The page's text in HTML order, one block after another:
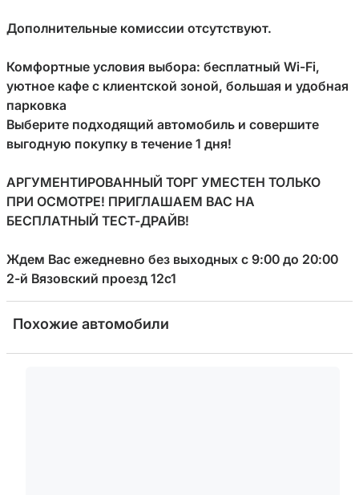
Дополнительные комиссии отсутствуют.
Комфортные условия выбора: бесплатный Wi-Fi,
уютное кафе с клиентской зоной, большая и удобная
парковка
Выберите подходящий автомобиль и совершите
выгодную покупку в течение 1 дня!
АРГУМЕНТИРОВАННЫЙ ТОРГ УМЕСТЕН ТОЛЬКО
ПРИ ОСМОТРЕ! ПРИГЛАШАЕМ ВАС НА
БЕСПЛАТНЫЙ ТЕСТ-ДРАЙВ!
Ждем Вас ежедневно без выходных с 9:00 до 20:00
2-й Вязовский проезд 12с1
Похожие автомобили